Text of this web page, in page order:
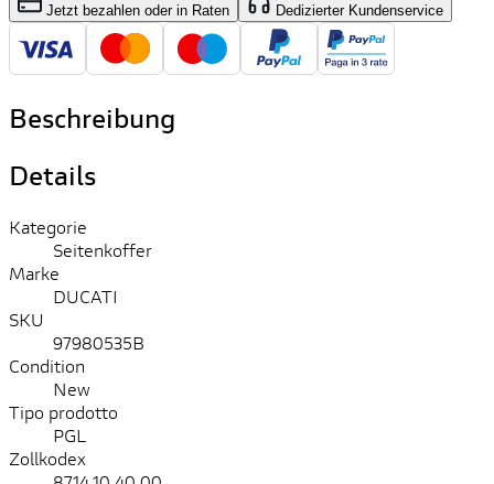
Jetzt bezahlen oder in Raten Dedizierter Kundenservice
Beschreibung
Details
Kategorie
Seitenkoffer
Marke
DUCATI
SKU
97980535B
Condition
New
Tipo prodotto
PGL
Zollkodex